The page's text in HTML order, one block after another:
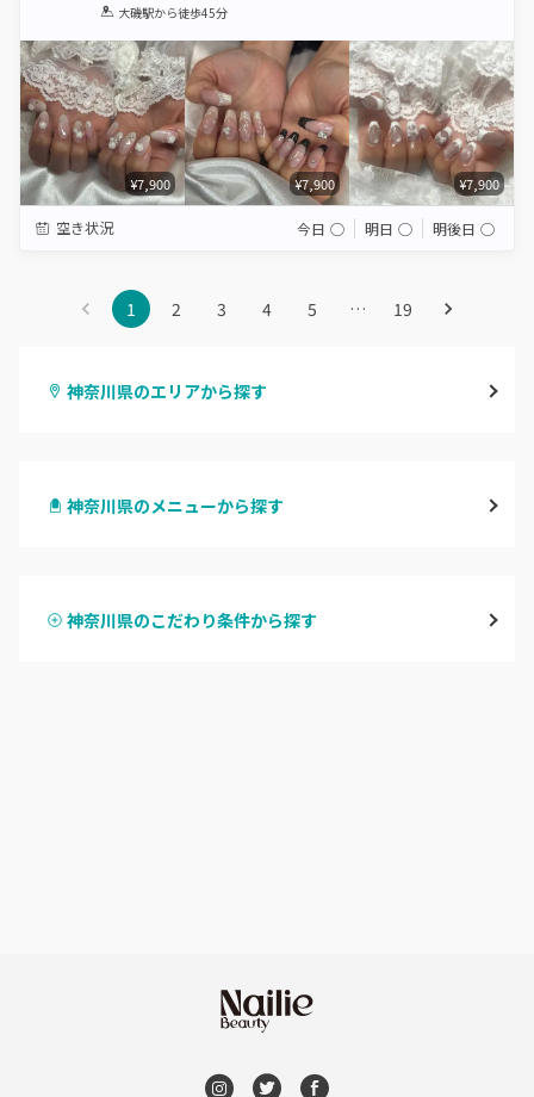
1 2 3 4 5
大磯駅から徒歩45分
¥7,900 ¥7,900 ¥7,900
空き状況 今日 ◯ 明日 ◯ 明後日 ◯
1 2 3 4 5 … 19
神奈川県のエリアから探す
川崎
桜木町・みなとみらい・関内
神奈川県のメニューから探す
ハンドスカルプ
神奈川県のこだわり条件から探す